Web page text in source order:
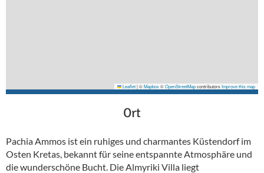
Leaflet|©Mapbox©OpenStreetMapcontributorsImprove this map
Ort
Pachia Ammos ist ein ruhiges und charmantes Küstendorf im
Osten Kretas, bekannt für seine entspannte Atmosphäre und
die wunderschöne Bucht. Die Almyriki Villa liegt